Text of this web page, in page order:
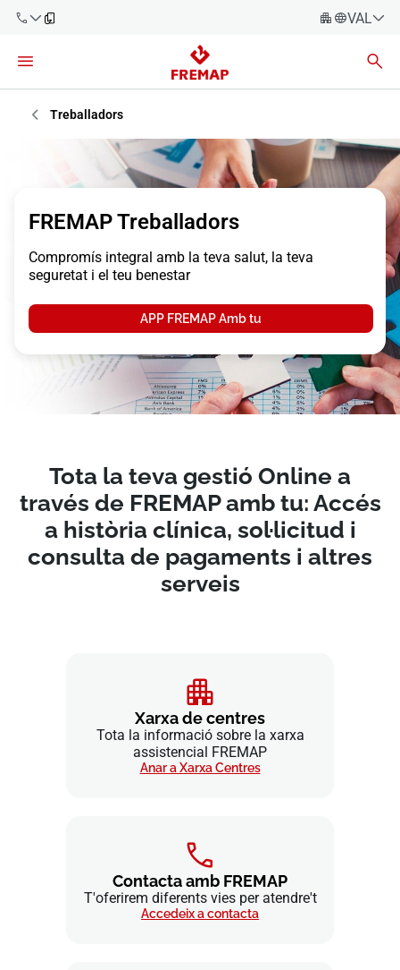
900 61 00
61
919 61 61
900 61 00
Gallec
Valencià
English
Empreses
Assessories
Treballadors
Autònoms
Proveïdors
Treballadors
FREMAP Treballadors
Compromís integral amb la teva salut, la teva
seguretat i el teu benestar
APP FREMAP Amb tu
Tota la teva gestió Online a
través de FREMAP amb tu: Accés
a història clínica, sol·licitud i
consulta de pagaments i altres
serveis
Xarxa de centres
Tota la informació sobre la xarxa
assistencial FREMAP
Anar a Xarxa Centres
Contacta amb FREMAP
T'oferirem diferents vies per atendre't
Accedeix a contacta